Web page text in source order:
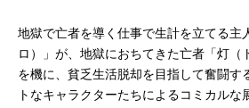
地獄で亡者を導く仕事で生計を立てる主
ロ）」が、地獄におちてきた亡者「灯（
を機に、貧乏生活脱却を目指して奮闘す
トなキャラクターたちによるコミカルな